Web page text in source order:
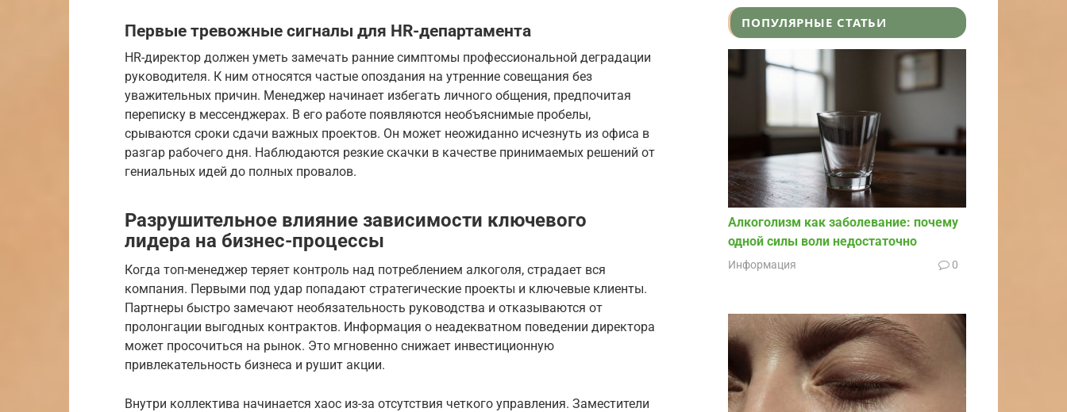
Первые тревожные сигналы для HR-департамента
HR-директор должен уметь замечать ранние симптомы профессиональной деградации
руководителя. К ним относятся частые опоздания на утренние совещания без
уважительных причин. Менеджер начинает избегать личного общения, предпочитая
переписку в мессенджерах. В его работе появляются необъяснимые пробелы,
срываются сроки сдачи важных проектов. Он может неожиданно исчезнуть из офиса в
разгар рабочего дня. Наблюдаются резкие скачки в качестве принимаемых решений от
гениальных идей до полных провалов.
Разрушительное влияние зависимости ключевого
лидера на бизнес-процессы
Когда топ-менеджер теряет контроль над потреблением алкоголя, страдает вся
компания. Первыми под удар попадают стратегические проекты и ключевые клиенты.
Партнеры быстро замечают необязательность руководства и отказываются от
пролонгации выгодных контрактов. Информация о неадекватном поведении директора
может просочиться на рынок. Это мгновенно снижает инвестиционную
привлекательность бизнеса и рушит акции.
Внутри коллектива начинается хаос из-за отсутствия четкого управления. Заместители
ПОПУЛЯРНЫЕ СТАТЬИ
Алкоголизм как заболевание: почему
одной силы воли недостаточно
Информация 0